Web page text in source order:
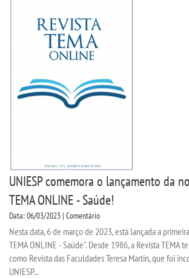
UNIESP comemora o lançamento da
TEMA ONLINE - Saúde!
Data: 06/03/2023 | Comentário
Nesta data, 6 de março de 2023, está lançada a
TEMA ONLINE - Saúde". Desde 1986, a Revista TEMA
como Revista das Faculdades Teresa Martin, que foi
UNIESP...